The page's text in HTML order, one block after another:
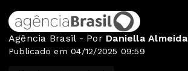
Agência Brasil - Por Daniella Almeida
Publicado em 04/12/2025 09:59